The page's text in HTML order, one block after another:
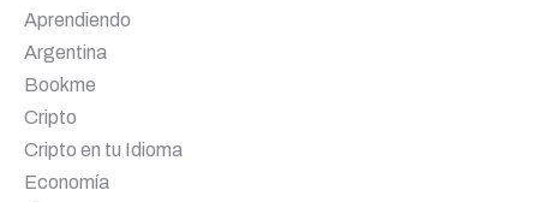
Aprendiendo
Argentina
Bookme
Cripto
Cripto en tu Idioma
Economía